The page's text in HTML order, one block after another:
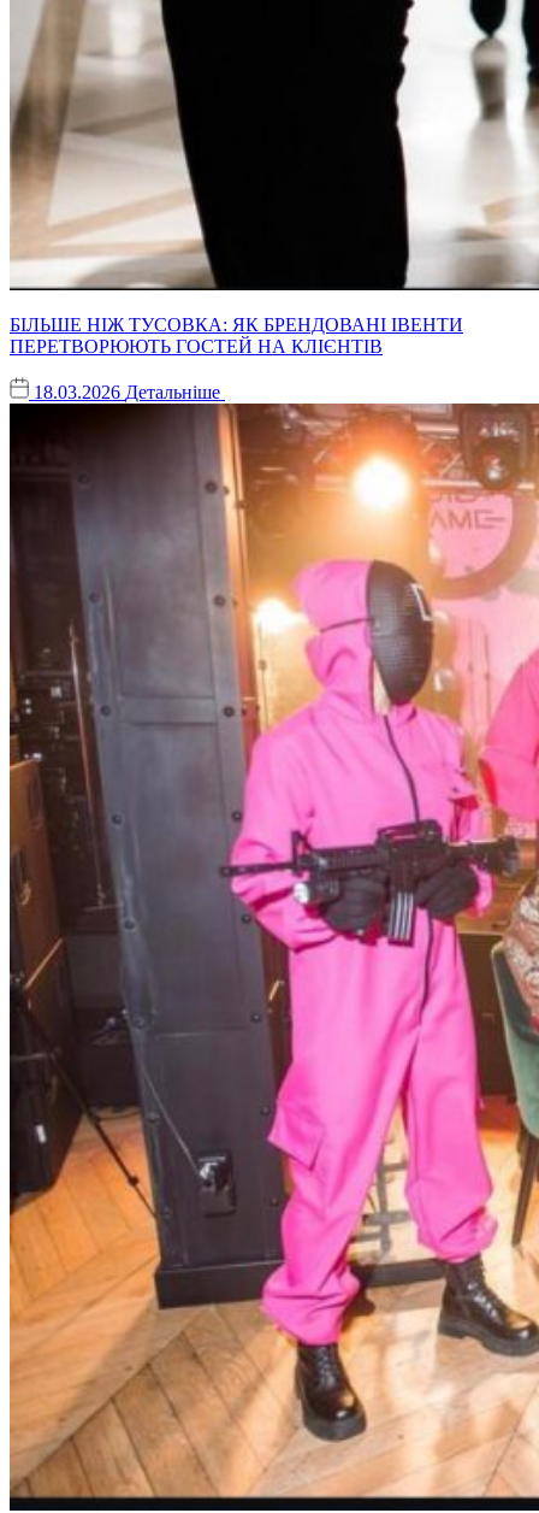
БІЛЬШЕ НІЖ ТУСОВКА: ЯК БРЕНДОВАНІ ІВЕНТИ
ПЕРЕТВОРЮЮТЬ ГОСТЕЙ НА КЛІЄНТІВ
18.03.2026 Детальніше